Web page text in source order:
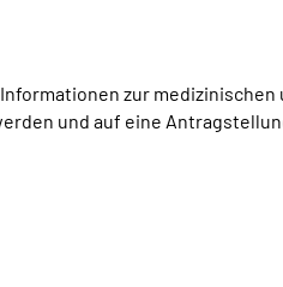
zur medizinischen
und auf eine